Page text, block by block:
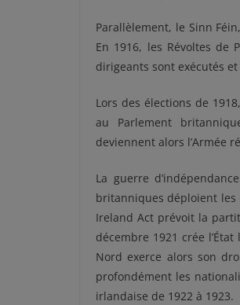
Parallèlement, le Sinn
En 1916, les Révoltes de
dirigeants sont exécutés
Lors des élections de
au Parlement
deviennent alors l’Armée
La guerre
britanniques déploient les
Ireland Act prévoit la
décembre 1921 crée
Nord exerce alors son
profondément les
irlandaise de 1922 à 1923.